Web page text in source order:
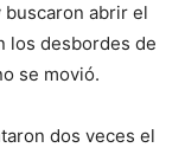
abrir el
los desbordes de
se movió.
dos veces el